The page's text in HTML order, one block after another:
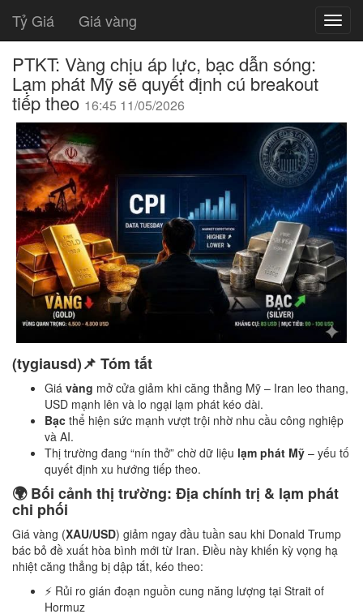
Tỷ Giá Giá vàng
PTKT: Vàng chịu áp lực, bạc dẫn sóng:
Lạm phát Mỹ sẽ quyết định cú breakout
tiếp theo 16:45 11/05/2026
(tygiausd)📌 Tóm tắt
Giá vàng mở cửa giảm khi căng thẳng Mỹ – Iran leo thang,
USD mạnh lên và lo ngại lạm phát kéo dài.
Bạc thể hiện sức mạnh vượt trội nhờ nhu cầu công nghiệp
và AI.
Thị trường đang “nín thở” chờ dữ liệu lạm phát Mỹ – yếu tố
quyết định xu hướng tiếp theo.
🌍 Bối cảnh thị trường: Địa chính trị & lạm phát
chi phối
Giá vàng (XAU/USD) giảm ngay đầu tuần sau khi Donald Trump
bác bỏ đề xuất hòa bình mới từ Iran. Điều này khiến kỳ vọng hạ
nhiệt căng thẳng bị dập tắt, kéo theo:
⚡ Rủi ro gián đoạn nguồn cung năng lượng tại Strait of
Hormuz